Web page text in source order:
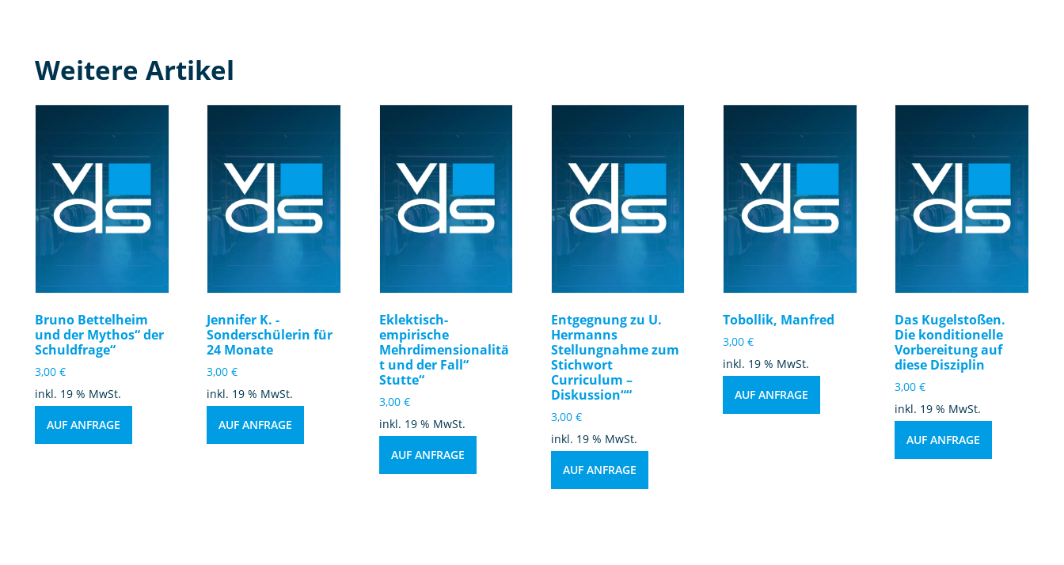
Weitere Artikel
Bruno Bettelheim
und der Mythos“ der
Schuldfrage“
3,00 €
inkl. 19 % MwSt.
AUF ANFRAGE
Jennifer K. -
Sonderschülerin für
24 Monate
3,00€
inkl. 19 % MwSt.
AUF ANFRAGE
Eklektisch-
empirische
Mehrdimensionalitä
t und der Fall“
Stutte“
3,00 €
inkl. 19 % MwSt.
AUF ANFRAGE
Entgegnung zu U.
Hermanns
Stellungnahme zum
Stichwort
Curriculum –
Diskussion““
3,00 €
inkl. 19 % MwSt.
AUF ANFRAGE
Tobollik, Manfred
3,00€
inkl. 19 % MwSt.
AUF ANFRAGE
Das Kugelstoßen.
Die konditionelle
Vorbereitung auf
diese Disziplin
3,00€
inkl. 19 % MwSt.
AUF ANFRAGE